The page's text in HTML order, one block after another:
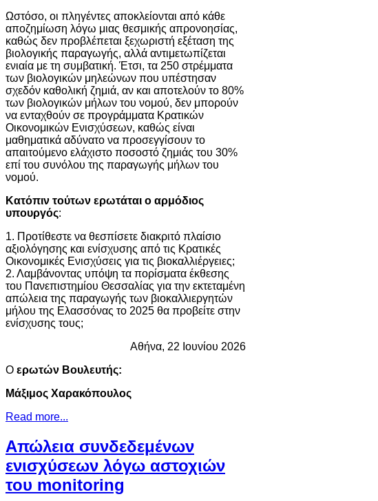
Ωστόσο, οι πληγέντες αποκλείονται από κάθε
αποζημίωση λόγω μιας θεσμικής απρονοησίας,
καθώς δεν προβλέπεται ξεχωριστή εξέταση της
βιολογικής παραγωγής, αλλά αντιμετωπίζεται
ενιαία με τη συμβατική. Έτσι, τα 250 στρέμματα
των βιολογικών μηλεώνων που υπέστησαν
σχεδόν καθολική ζημιά, αν και αποτελούν το 80%
των βιολογικών μήλων του νομού, δεν μπορούν
να ενταχθούν σε προγράμματα Κρατικών
Οικονομικών Ενισχύσεων, καθώς είναι
μαθηματικά αδύνατο να προσεγγίσουν το
απαιτούμενο ελάχιστο ποσοστό ζημιάς του 30%
επί του συνόλου της παραγωγής μήλων του
νομού.
Κατόπιν τούτων ερωτάται ο αρμόδιος
υπουργός:
1. Προτίθεστε να θεσπίσετε διακριτό πλαίσιο
αξιολόγησης και ενίσχυσης από τις Κρατικές
Οικονομικές Ενισχύσεις για τις βιοκαλλιέργειες;
2. Λαμβάνοντας υπόψη τα πορίσματα έκθεσης
του Πανεπιστημίου Θεσσαλίας για την εκτεταμένη
απώλεια της παραγωγής των βιοκαλλιεργητών
μήλου της Ελασσόνας το 2025 θα προβείτε στην
ενίσχυσης τους;
Αθήνα, 22 Ιουνίου 2026
Ο ερωτών Βουλευτής:
Μάξιμος Χαρακόπουλος
Read more...
Απώλεια συνδεδεμένων
ενισχύσεων λόγω αστοχιών
του monitoring